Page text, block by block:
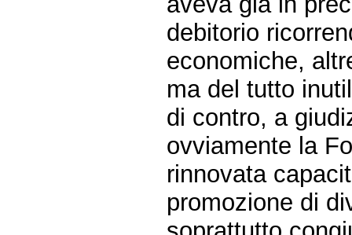
debitorio
economiche,
ma del tutto
di contro, a
ovviamente la
rinnovata
promozione di